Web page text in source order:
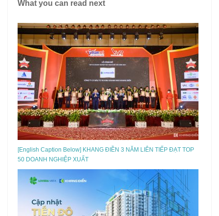
What you can read next
[English Caption Below] KHANG ĐIỀN 3 NĂM LIÊN TIẾP ĐẠT TOP
50 DOANH NGHIỆP XUẤT